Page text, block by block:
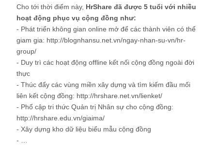
Cho tới thời điểm này, HrShare đã được 5 tuổi với nhiều
hoạt động phục vụ cộng đồng như:
- Phát triển không gian online mở để các thành viên có thể
giam gia: http://blognhansu.net.vn/ngay-nhan-su-vn/hr-
group/
- Duy trì các hoạt động offline kết nối cộng đồng ngoài đời
thực
- Thúc đẩy các vùng miền xây dựng và tìm kiếm đầu mối
liên kết cộng đồng: http://hrshare.net.vn/lienket/
- Phổ cập tri thức Quản trị Nhân sự cho cộng đồng:
http://hrshare.edu.vn/giaima/
- Xây dựng kho dữ liệu biểu mẫu cộng đồng
- …